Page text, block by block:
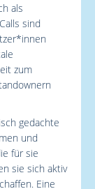
als
sind
zum
gedachte
und
für sie
sie sich aktiv
Eine